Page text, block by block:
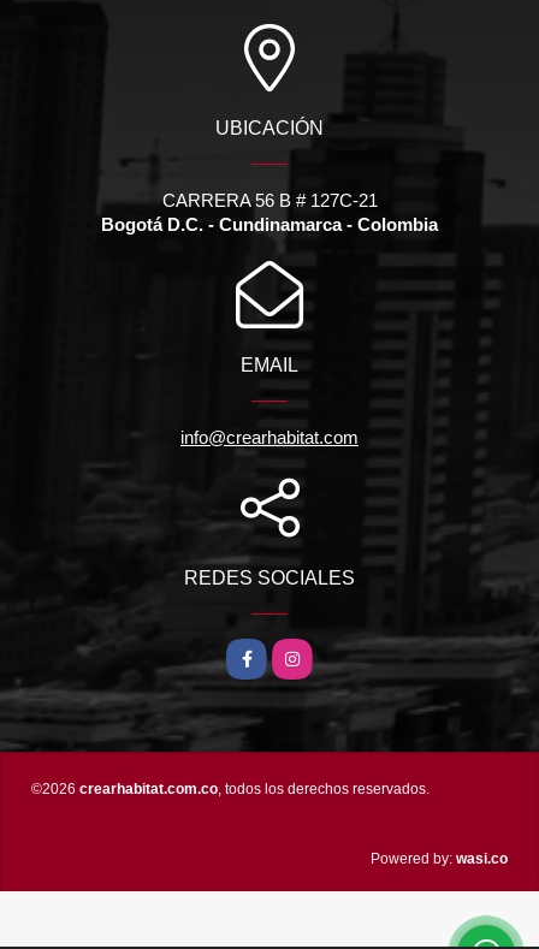
UBICACIÓN
CARRERA 56 B # 127C-21
Bogotá D.C. - Cundinamarca - Colombia
EMAIL
info@crearhabitat.com
REDES SOCIALES
FacebookInstagram
©2026 crearhabitat.com.co, todos los derechos reservados.
Powered by: wasi.co